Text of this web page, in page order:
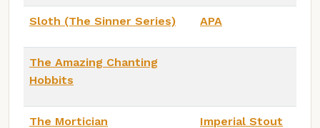
Sloth (The Sinner Series) APA
The Amazing Chanting
Hobbits
The Mortician Imperial Stout